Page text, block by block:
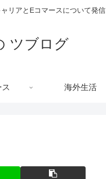
リアとEコマースについて発信
ツブログ
ス 海外生活